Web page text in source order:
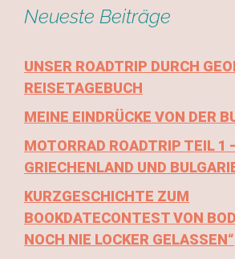
Neueste Beiträge
UNSER ROADTRIP DURCH
REISETAGEBUCH
MEINE EINDRÜCKE VON DER
MOTORRAD ROADTRIP TEIL 1
GRIECHENLAND UND
KURZGESCHICHTE ZUM
BOOKDATECONTEST VON
NOCH NIE LOCKER GELASSEN“